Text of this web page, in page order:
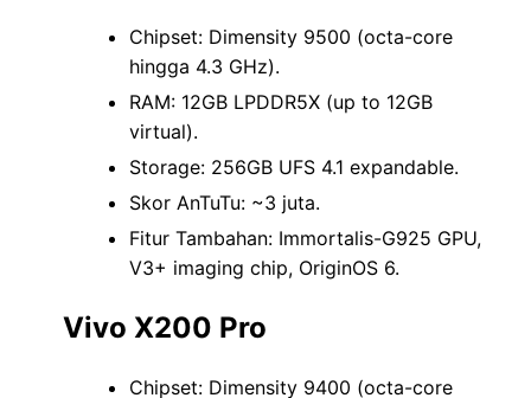
Chipset: Dimensity 9500 (octa-core
hingga 4.3 GHz).
RAM: 12GB LPDDR5X (up to 12GB
virtual).
Storage: 256GB UFS 4.1 expandable.
Skor AnTuTu: ~3 juta.
Fitur Tambahan: Immortalis-G925 GPU,
V3+ imaging chip, OriginOS 6.
Vivo X200 Pro
Chipset: Dimensity 9400 (octa-core